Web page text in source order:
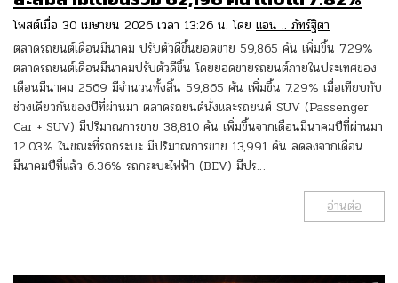
โพสต์เมื่อ 30 เมษายน 2026 เวลา 13:26 น. โดย แอน .. ภัทร์ฐิตา
ตลาดรถยนต์เดือนมีนาคม ปรับตัวดีขึ้นยอดขาย 59,865 คัน เพิ่มขึ้น 7.29%
ตลาดรถยนต์เดือนมีนาคมปรับตัวดีขึ้น โดยยอดขายรถยนต์ภายในประเทศของ
เดือนมีนาคม 2569 มีจำนวนทั้งสิ้น 59,865 คัน เพิ่มขึ้น 7.29% เมื่อเทียบกับ
ช่วงเดียวกันของปีที่ผ่านมา ตลาดรถยนต์นั่งและรถยนต์ SUV (Passenger
Car + SUV) มีปริมาณการขาย 38,810 คัน เพิ่มขึ้นจากเดือนมีนาคมปีที่ผ่านมา
12.03% ในขณะที่รถกระบะ มีปริมาณการขาย 13,991 คัน ลดลงจากเดือน
มีนาคมปีที่แล้ว 6.36% รถกระบะไฟฟ้า (BEV) มีปร…
อ่านต่อ